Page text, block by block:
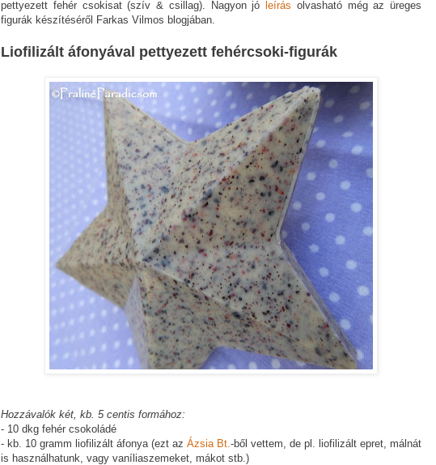
pettyezett fehér csokisat (szív & csillag). Nagyon jó leírás olvasható még az üreges
figurák készítéséről Farkas Vilmos blogjában.
Liofilizált áfonyával pettyezett fehércsoki-figurák
Hozzávalók két, kb. 5 centis formához:
- 10 dkg fehér csokoládé
- kb. 10 gramm liofilizált áfonya (ezt az Ázsia Bt. -ből vettem, de pl. liofilizált epret, málnát
is használhatunk, vagy vaníliaszemeket, mákot stb.)